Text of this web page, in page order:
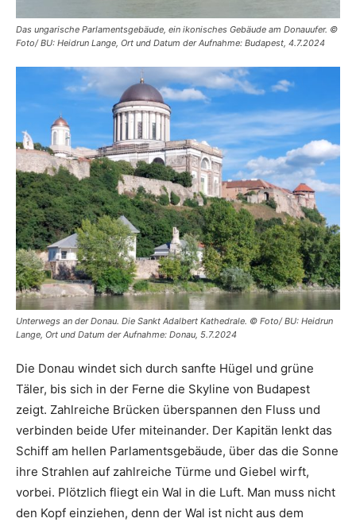
Das ungarische Parlamentsgebäude, ein ikonisches Gebäude am Donauufer. ©
Foto/ BU: Heidrun Lange, Ort und Datum der Aufnahme: Budapest, 4.7.2024
Unterwegs an der Donau. Die Sankt Adalbert Kathedrale. © Foto/ BU: Heidrun
Lange, Ort und Datum der Aufnahme: Donau, 5.7.2024
Die Donau windet sich durch sanfte Hügel und grüne
Täler, bis sich in der Ferne die Skyline von Budapest
zeigt. Zahlreiche Brücken überspannen den Fluss und
verbinden beide Ufer miteinander. Der Kapitän lenkt das
Schiff am hellen Parlamentsgebäude, über das die Sonne
ihre Strahlen auf zahlreiche Türme und Giebel wirft,
vorbei. Plötzlich fliegt ein Wal in die Luft. Man muss nicht
den Kopf einziehen, denn der Wal ist nicht aus dem